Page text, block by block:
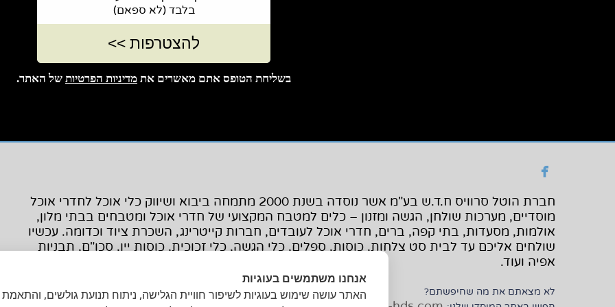
בלבד (לא ספאם)
בשליחת הטופס אתם מאשרים את מדיניות הפרטיות של האתר.

חברת הוטל סרוויס ח.ד.ש בע"מ אשר נוסדה בשנת 2000 מתמחה ביבוא ושיווק כלי אוכל לחדרי אוכל
מוסדיים, מערכות שולחן, הגשה ומזנון – כלים למטבח המקצועי של חדרי אוכל ומטבחים בבתי מלון,
אולמות, מסעדות, בתי קפה, ברים, חדרי אוכל לעובדים, חברות קייטרינג, השכרת ציוד וכדומה. עכשיו
שולחים אליכם עד לבית סט צלחות, כוסות, ספלים, כלי הגשה, כלי זכוכית, כוסות יין, סכו"ם, תבניות
אפיה ועוד.
לא מצאתם את מה שחיפשתם?
אנחנו משתמשים בעוגיות
האתר עושה שימוש בעוגיות לשיפור חוויית הגלישה, ניתוח תנועת גולשים,